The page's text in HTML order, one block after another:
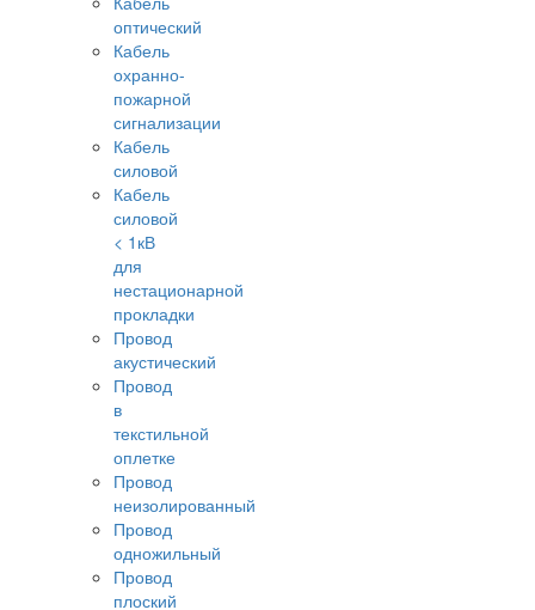
оптический
Кабель
охранно-
пожарной
сигнализации
Кабель
силовой
Кабель
силовой
< 1кВ
для
нестационарной
прокладки
Провод
акустический
Провод
в
текстильной
оплетке
Провод
неизолированный
Провод
одножильный
Провод
плоский